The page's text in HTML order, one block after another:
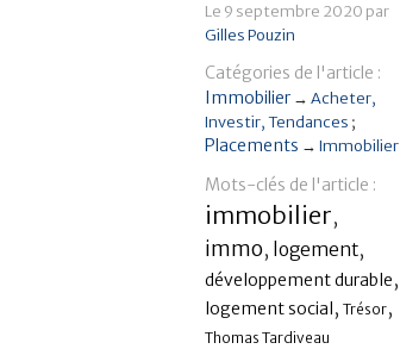
Relations clients
Réglementation
Justice
Le 9 septembre 2020 par
Gilles Pouzin
Catégories de l'article :
Immobilier → Acheter
Investir Tendances
Placements → Immobilier
Mots-clés de l'article :
immobilier,
immo, logement,
développement durable,
logement social , Trésor,
Thomas Tardiveau